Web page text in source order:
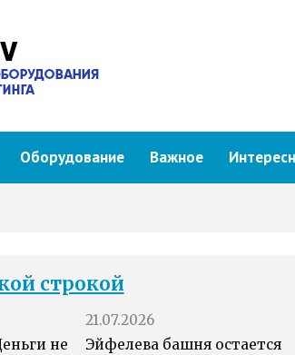
Оборудование Важное
строкой
не
21.07.2026
Эйфелева башня остается